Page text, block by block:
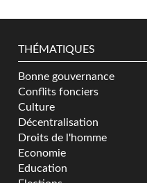
THÉMATIQUES
Bonne gouvernance
Conflits fonciers
Culture
Décentralisation
Droits de l'homme
Economie
Education